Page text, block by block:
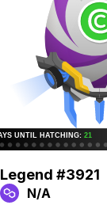
Legend #3921
N/A